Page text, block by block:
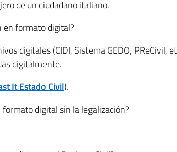
de un ciudadano italiano.
en formato digital?
digitales (CIDI, Sistema GEDO, PReCivil,
digitalmente.
It Estado Civil).
digital sin la legalización?